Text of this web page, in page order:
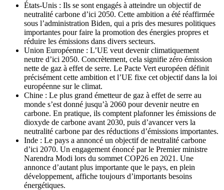
États-Unis : Ils se sont engagés à atteindre un objectif de
neutralité carbone d’ici 2050. Cette ambition a été réaffirmée
sous l’administration Biden, qui a pris des mesures politiques
importantes pour faire la promotion des énergies propres et
réduire les émissions dans divers secteurs.
Union Européenne : L’UE veut devenir climatiquement
neutre d’ici 2050. Concrètement, cela signifie zéro émission
nette de gaz à effet de serre. Le Pacte Vert européen définit
précisément cette ambition et l’UE fixe cet objectif dans la loi
européenne sur le climat.
Chine : Le plus grand émetteur de gaz à effet de serre au
monde s’est donné jusqu’à 2060 pour devenir neutre en
carbone. En pratique, ils comptent plafonner les émissions de
dioxyde de carbone avant 2030, puis d’avancer vers la
neutralité carbone par des réductions d’émissions importantes.
Inde : Le pays a annoncé un objectif de neutralité carbone
d’ici 2070. Un engagement énoncé par le Premier ministre
Narendra Modi lors du sommet COP26 en 2021. Une
annonce d’autant plus importante que le pays, en plein
développement, affiche toujours d’importants besoins
énergétiques.